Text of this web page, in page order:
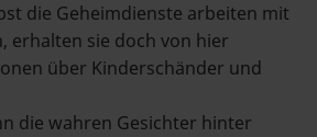
die Geheimdienste arbeiten mit
erhalten sie doch von hier
über Kinderschänder und
die wahren Gesichter hinter